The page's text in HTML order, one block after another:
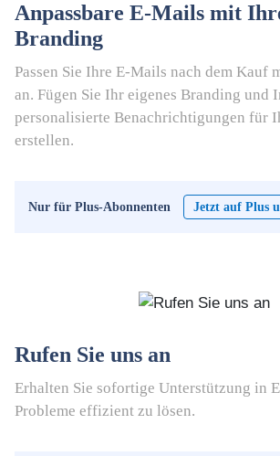
Anpassbare E-Mails mit
Branding
Passen Sie Ihre E-Mails nach dem Kauf
an. Fügen Sie Ihr eigenes Branding und
personalisierte Benachrichtigungen für
erstellen.
Nur für Plus-Abonnenten Jetzt auf Plus
Rufen Sie uns an
Erhalten Sie sofortige Unterstützung in
Probleme effizient zu lösen.